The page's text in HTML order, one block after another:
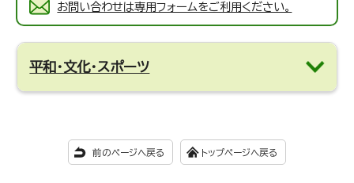
お問い合わせは専用フォームをご利用ください。
平和・文化・スポーツ
前のページへ戻る トップページへ戻る